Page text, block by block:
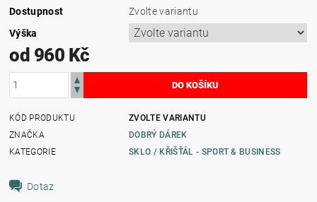
Dostupnost
Zvolte variantu
Výška
od 960 Kč
KÓD PRODUKTU
ZVOLTE VARIANTU
ZNAČKA
DOBRÝ DÁREK
KATEGORIE
SKLO / KŘIŠŤÁL - SPORT & BUSINESS
Dotaz